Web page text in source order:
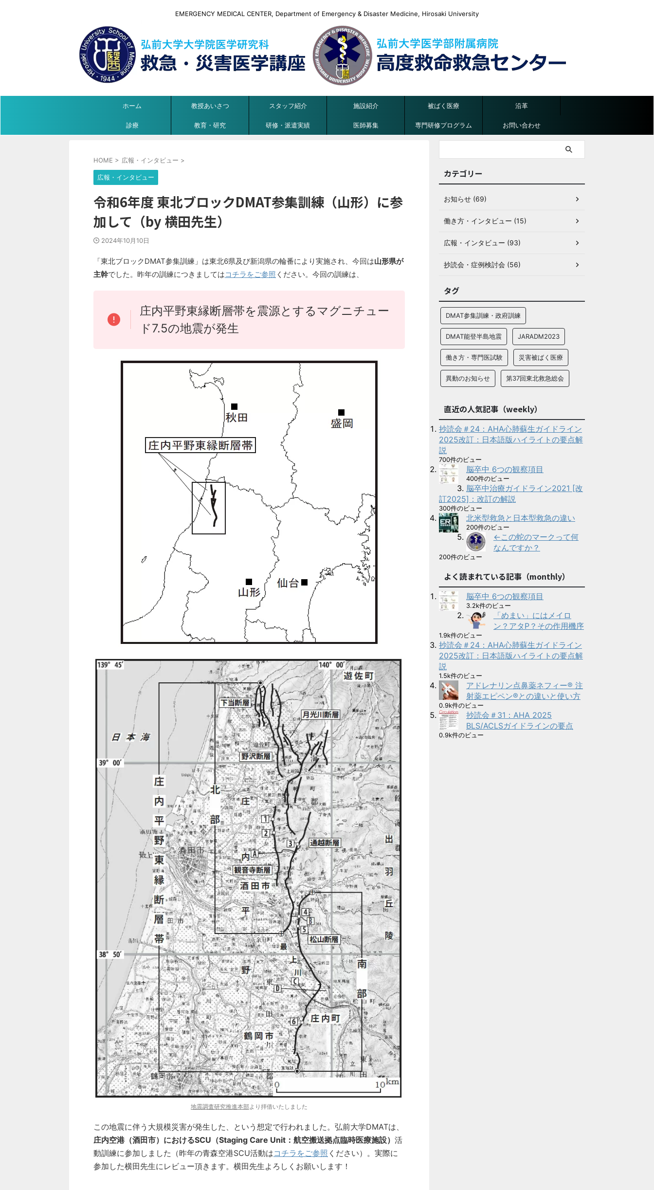
EMERGENCY MEDICAL CENTER, Department of Emergency & Disaster Medicine, Hirosaki University
ホーム 教授あいさつ スタッフ紹介 施設紹介 被ばく医療 沿革
診療 教育・研究 研修・派遣実績 医師募集 専門研修プログラム お問い合わせ
HOME > 広報・インタビュー >
広報・インタビュー
令和6年度 東北ブロックDMAT参集訓練（山形）に参
加して（by 横田先生）
2024年10月10日
「東北ブロックDMAT参集訓練」は東北6県及び新潟県の輪番により実施され、今回は山形県が
主幹でした。昨年の訓練につきましてはコチラをご参照 ください。今回の訓練は、
庄内平野東縁断層帯を震源とするマグニチュー
ド7.5の地震が発生
地震調査研究推進本部より拝借いたしました
この地震に伴う大規模災害が発生した、という想定で行われました。弘前大学DMATは、
庄内空港（酒田市）におけるSCU（Staging Care Unit：航空搬送拠点臨時医療施設） 活
動訓練に参加しました（昨年の青森空港SCU活動はコチラをご参照 ください）。実際に
参加した横田先生にレビュー頂きます。横田先生よろしくお願いします！
カテゴリー
お知らせ (69)
働き方・インタビュー (15)
広報・インタビュー (93)
抄読会・症例検討会 (56)
タグ
DMAT参集訓練・政府訓練
DMAT能登半島地震 JARADM2023
働き方・専門医試験 災害被ばく医療
異動のお知らせ 第37回東北救急総会
直近の人気記事（weekly）
抄読会＃24：AHA心肺蘇生ガイドライン
2025改訂：日本語版ハイライトの要点解
説
700件のビュー
脳卒中 6つの観察項目
400件のビュー
脳卒中治療ガイドライン2021 [改
訂2025]：改訂の解説
300件のビュー
北米型救急と日本型救急の違い
200件のビュー
←この蛇のマークって何
なんですか？
200件のビュー
よく読まれている記事（monthly）
脳卒中 6つの観察項目
3.2k件のビュー
「めまい」にはメイロ
ン？アタP？その作用機序
1.9k件のビュー
抄読会＃24：AHA心肺蘇生ガイドライン
2025改訂：日本語版ハイライトの要点解
説
1.5k件のビュー
アドレナリン点鼻薬ネフィー® 注
射薬エピペン®との違いと使い方
0.9k件のビュー
抄読会＃31：AHA 2025
BLS/ACLSガイドラインの要点
0.9k件のビュー